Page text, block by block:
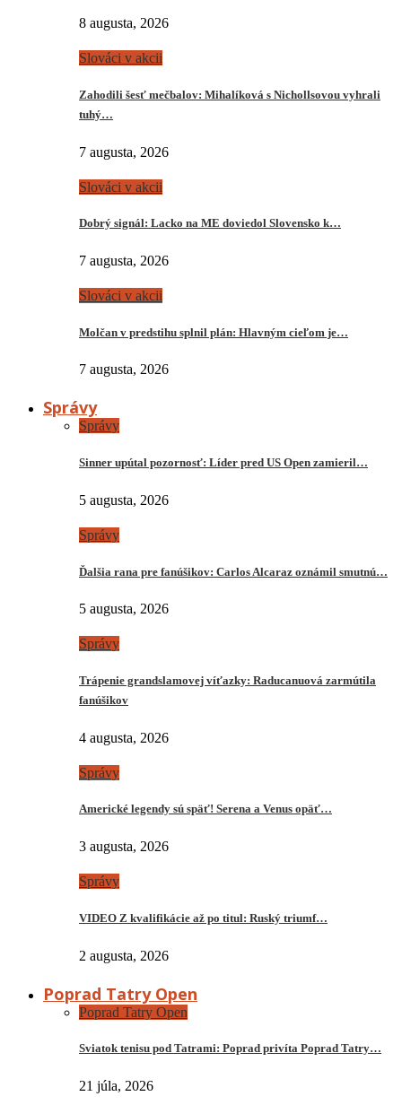
8 augusta, 2026
Slováci v akcii
Zahodili šesť mečbalov: Mihalíková s Nichollsovou vyhrali
tuhý…
7 augusta, 2026
Slováci v akcii
Dobrý signál: Lacko na ME doviedol Slovensko k…
7 augusta, 2026
Slováci v akcii
Molčan v predstihu splnil plán: Hlavným cieľom je…
7 augusta, 2026
Správy
Správy
Sinner upútal pozornosť: Líder pred US Open zamieril…
5 augusta, 2026
Správy
Ďalšia rana pre fanúšikov: Carlos Alcaraz oznámil smutnú…
5 augusta, 2026
Správy
Trápenie grandslamovej víťazky: Raducanuová zarmútila
fanúšikov
4 augusta, 2026
Správy
Americké legendy sú späť! Serena a Venus opäť…
3 augusta, 2026
Správy
VIDEO Z kvalifikácie až po titul: Ruský triumf…
2 augusta, 2026
Poprad Tatry Open
Poprad Tatry Open
Sviatok tenisu pod Tatrami: Poprad privíta Poprad Tatry…
21 júla, 2026